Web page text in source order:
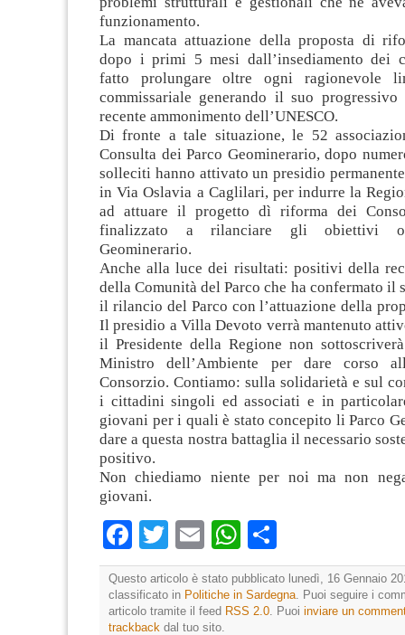
funzionamento.
La mancata attuazione della proposta di
dopo i primi 5 mesi dall’insediamento dei
fatto prolungare oltre ogni ragionevole
commissariale generando il suo
recente ammonimento dell’UNESCO.
Di fronte a tale situazione, le 52
Consulta dei Parco Geominerario, dopo
solleciti hanno attivato un presidio
in Via Oslavia a Caglilari, per indurre la
ad attuare il progetto dì riforma dei
finalizzato a rilanciare gli obiettivi
Geominerario.
Anche alla luce dei risultati: positivi della
della Comunità del Parco che ha confermato il
il rilancio del Parco con l’attuazione della
Il presidio a Villa Devoto verrà mantenuto
il Presidente della Regione non
Ministro dell’Ambiente per dare corso
Consorzio. Contiamo: sulla solidarietà e sul
i cittadini singoli ed associati e in
giovani per i quali è stato concepito li Parco
dare a questa nostra battaglia il necessario
positivo.
Non chiediamo niente per noi ma non
giovani.
Facebook
TwitterEmailWhatsApp
Questo articolo è stato pubblicato lunedì, 16 Gennaio
classificato in Politiche in Sardegna . Puoi seguire i
articolo tramite il feed RSS 2.0 . Puoi inviare un
trackback dal tuo sito.